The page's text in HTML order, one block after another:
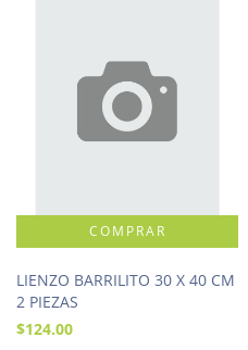
LIENZO BARRILITO 30 X 40 CM
2 PIEZAS
$124.00